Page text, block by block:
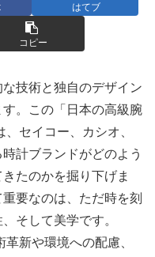
はてブ
コピー
技術と独自のデザイン
。この「日本の高級腕
セイコー、カシオ、
計ブランドがどのよう
たのかを掘り下げま
要なのは、ただ時を刻
そして美学です。
新や環境への配慮、